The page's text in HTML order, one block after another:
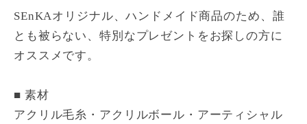
SEnKAオリジナル、ハンドメイド商品のため、誰
とも被らない、特別なプレゼントをお探しの方に
オススメです。
■ 素材
アクリル毛糸・アクリルボール・アーティシャル